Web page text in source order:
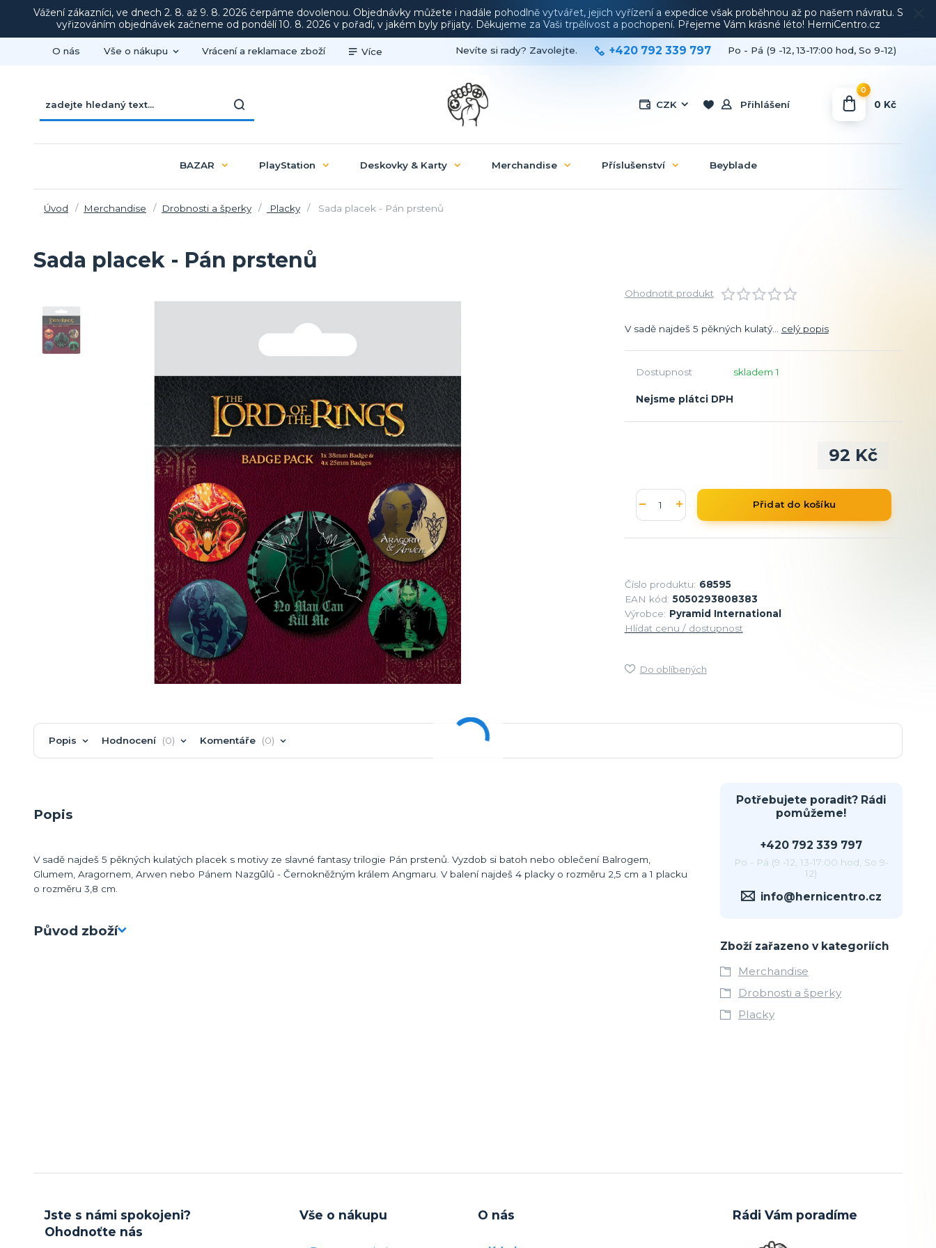
Vážení zákazníci, ve dnech 2. 8. až 9. 8. 2026 čerpáme dovolenou. Objednávky můžete i nadále pohodlně vytvářet, jejich vyřízení a expedice však proběhnou až po našem návratu. S
vyřizováním objednávek začneme od pondělí 10. 8. 2026 v pořadí, v jakém byly přijaty. Děkujeme za Vaši trpělivost a pochopení. Přejeme Vám krásné léto! HerniCentro.cz
O nás Vše o nákupu Vrácení a reklamace zboží Více
CZK Přihlášení
Nevíte si rady? Zavolejte. +420 792 339 797 Po - Pá (9 -12, 13-17:00 hod, So 9-12)
0
0 Kč
BAZAR PlayStation Deskovky & Karty Merchandise Příslušenství Beyblade
Úvod Merchandise Drobnosti a šperky Placky Sada placek - Pán prstenů
Sada placek - Pán prstenů
Ohodnotit produkt
V sadě najdeš 5 pěkných kulatý... celý popis
Dostupnost skladem 1
Nejsme plátci DPH
92 Kč
Přidat do košíku
Číslo produktu: 68595
EAN kód: 5050293808383
Výrobce: Pyramid International
Hlídat cenu / dostupnost
Do oblíbených
Popis Hodnocení 0 Komentáře 0
Popis
V sadě najdeš 5 pěkných kulatých placek s motivy ze slavné fantasy trilogie Pán prstenů. Vyzdob si batoh nebo oblečení Balrogem,
Glumem, Aragornem, Arwen nebo Pánem Nazgûlů - Černokněžným králem Angmaru. V balení najdeš 4 placky o rozměru 2,5 cm a 1 placku
o rozměru 3,8 cm.
Původ zboží
Potřebujete poradit? Rádi
pomůžeme!
+420 792 339 797
Po - Pá (9 -12, 13-17:00 hod, So 9-
12)
info@hernicentro.cz
Zboží zařazeno v kategoriích
Merchandise
Drobnosti a šperky
Placky
Jste s námi spokojeni?
Ohodnoťte nás
Vše o nákupu O nás Rádi Vám poradíme